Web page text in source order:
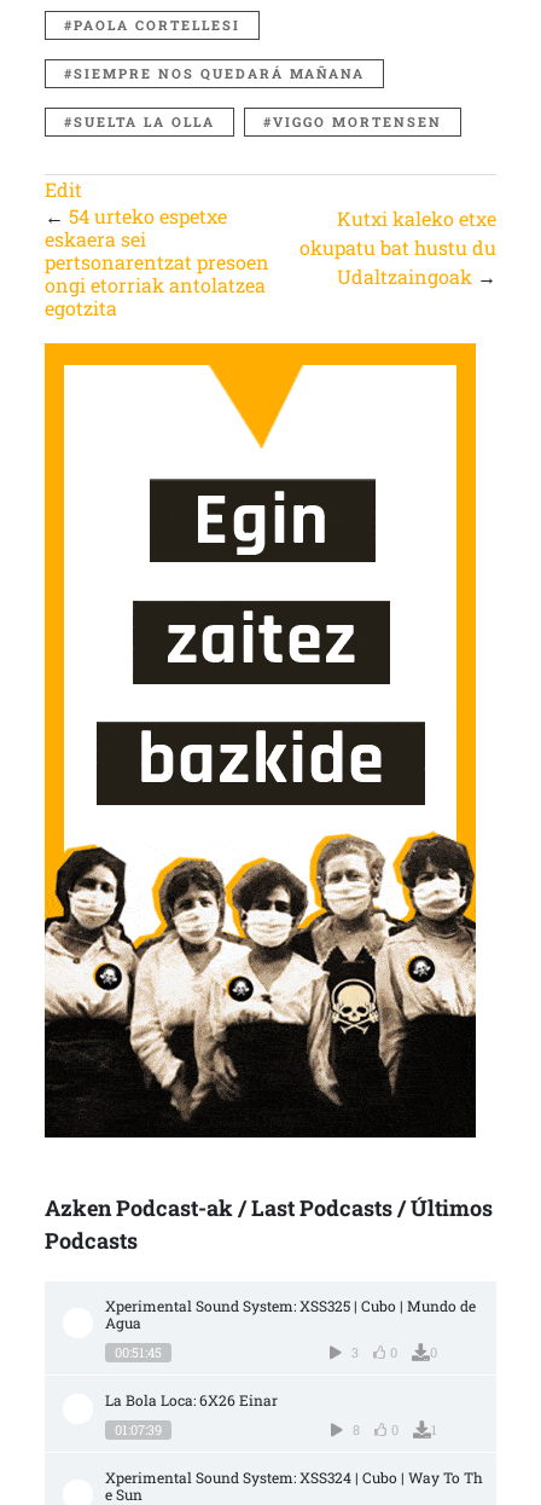
PAOLA CORTELLESI
SIEMPRE NOS QUEDARÁ MAÑANA
SUELTA LA OLLA VIGGO MORTENSEN
Edit
← 54 urteko espetxe
eskaera sei
pertsonarentzat presoen
ongi etorriak antolatzea
egotzita
Kutxi kaleko etxe
okupatu bat hustu du
Udaltzaingoak →
Azken Podcast-ak / Last Podcasts / Últimos
Podcasts
Xperimental Sound System: XSS325 | Cubo | Mundo de
Agua
00:51:45 3 0 0
La Bola Loca: 6X26 Einar
01:07:39 8 0 1
Xperimental Sound System: XSS324 | Cubo | Way To Th
e Sun